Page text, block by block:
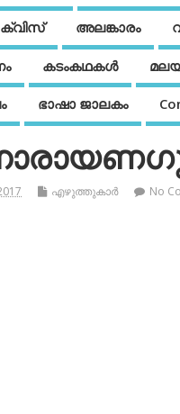
ക്വിസ് അലങ്കാരം
കടംകഥകള്‍
ഭാഷാ ജാലകം
എഴുത്തുകാര്‍ No